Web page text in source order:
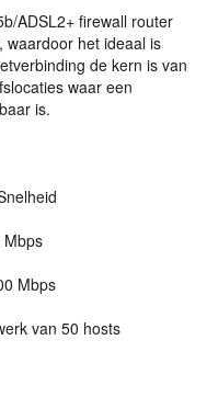
ADSL2+ firewall router
waardoor het ideaal is
de kern is van
waar een
is.
Mbps
Mbps
van 50 hosts